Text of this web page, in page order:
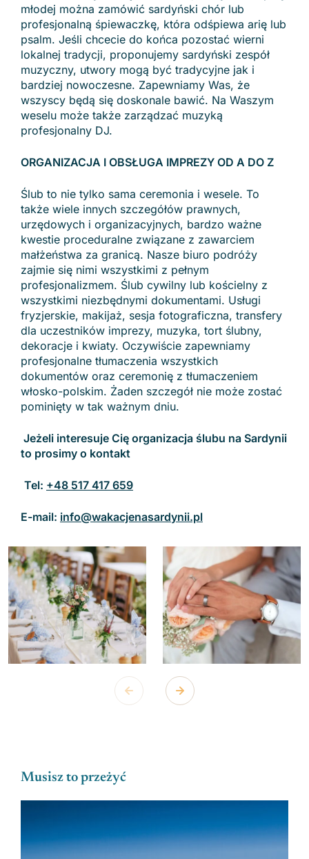
Musisz to przeżyć
młodej można zamówić sardyński chór lub
profesjonalną śpiewaczkę, która odśpiewa arię lub
psalm. Jeśli chcecie do końca pozostać wierni
lokalnej tradycji, proponujemy sardyński zespół
muzyczny, utwory mogą być tradycyjne jak i
bardziej nowoczesne. Zapewniamy Was, że
wszyscy będą się doskonale bawić. Na Waszym
weselu może także zarządzać muzyką
profesjonalny DJ.
ORGANIZACJA I OBSŁUGA IMPREZY OD A DO Z
Ślub to nie tylko sama ceremonia i wesele. To
także wiele innych szczegółów prawnych,
urzędowych i organizacyjnych, bardzo ważne
kwestie proceduralne związane z zawarciem
małżeństwa za granicą. Nasze biuro podróży
zajmie się nimi wszystkimi z pełnym
profesjonalizmem. Ślub cywilny lub kościelny z
wszystkimi niezbędnymi dokumentami. Usługi
fryzjerskie, makijaż, sesja fotograficzna, transfery
dla uczestników imprezy, muzyka, tort ślubny,
dekoracje i kwiaty. Oczywiście zapewniamy
profesjonalne tłumaczenia wszystkich
dokumentów oraz ceremonię z tłumaczeniem
włosko-polskim. Żaden szczegół nie może zostać
pominięty w tak ważnym dniu.
Jeżeli interesuje Cię organizacja ślubu na Sardynii
to prosimy o kontakt
Tel: +48 517 417 659
E-mail: info@wakacjenasardynii.pl